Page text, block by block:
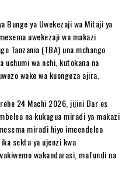
Bunge ya Uwekezaji wa Mitaji ya
uwekezaji wa makazi
Tanzania (TBA) una mchango
uchumi wa nchi, kutokana na
wake wa kuongeza ajira.
24 Machi 2026, jijini Dar es
na kukagua miradi ya makazi
miradi hiyo imeendelea
sekta ya ujenzi kwa
wakandarasi, mafundi na